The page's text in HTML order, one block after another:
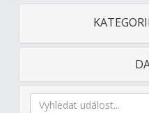
kontakt